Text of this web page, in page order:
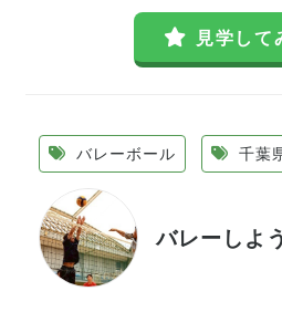
見学して
バレーボール 千葉
バレーしよ